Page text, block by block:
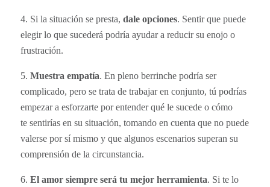
4. Si la situación se presta, dale opciones. Sentir que puede
elegir lo que sucederá podría ayudar a reducir su enojo o
frustración.
5. Muestra empatía. En pleno berrinche podría ser
complicado, pero se trata de trabajar en conjunto, tú podrías
empezar a esforzarte por entender qué le sucede o cómo
te sentirías en su situación, tomando en cuenta que no puede
valerse por sí mismo y que algunos escenarios superan su
comprensión de la circunstancia.
6. El amor siempre será tu mejor herramienta. Si te lo